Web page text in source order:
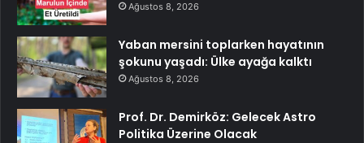
Ağustos 8, 2026
Yaban mersini toplarken hayatının
şokunu yaşadı: Ülke ayağa kalktı
Ağustos 8, 2026
Prof. Dr. Demirköz: Gelecek Astro
Politika Üzerine Olacak